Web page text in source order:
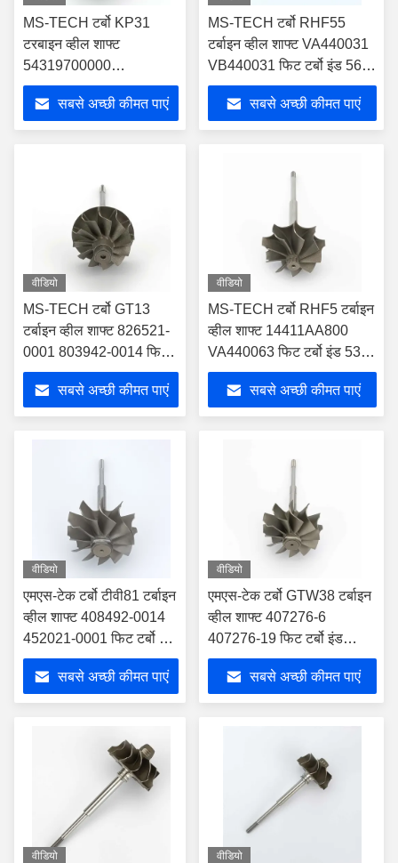
MS-TECH टर्बो KP31
टरबाइन व्हील शाफ्ट
54319700000
54319700002 टर्बोस के
लिए फिटसबसे अच्छी कीमत पाएं
MS-TECH टर्बो RHF55
टर्बाइन व्हील शाफ्ट VA440031
VB440031 फिट टर्बो इंड 56
मिमी एक्सड 50.95 मिमी ब्लेड 11
सबसे अच्छी कीमत पाएं
वीडियो
MS-TECH टर्बो GT13
टर्बाइन व्हील शाफ्ट 826521-
0001 803942-0014 फिट
टर्बोस Ind 37mm Exd
32.26mm ब्लेड 11
सबसे अच्छी कीमत पाएं
वीडियो
MS-TECH टर्बो RHF5 टर्बाइन
व्हील शाफ्ट 14411AA800
VA440063 फिट टर्बो इंड 53
मिमी एक्सड 45.7 मिमी ब्लेड 9
सबसे अच्छी कीमत पाएं
वीडियो
एमएस-टेक टर्बो टीवी81 टर्बाइन
व्हील शाफ्ट 408492-0014
452021-0001 फिट टर्बो इंड
111.65 मिमी एक्सड 97.11
मिमी ब्लेड 11
सबसे अच्छी कीमत पाएं
वीडियो
एमएस-टेक टर्बो GTW38 टर्बाइन
व्हील शाफ्ट 407276-6
407276-19 फिट टर्बो इंड
74.17 मिमी एक्सड 64.56 मिमी
ब्लेड 11 सबसे अच्छी कीमत पाएं
वीडियो वीडियो